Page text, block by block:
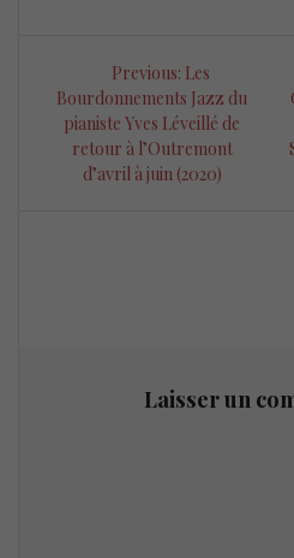
Navigation
l’article
Previous: Previous
post:
Les
Bourdonnements Jazz du
pianiste Yves Léveillé de
retour à l’Outremont
d’avril à juin (2020)
Laisser un